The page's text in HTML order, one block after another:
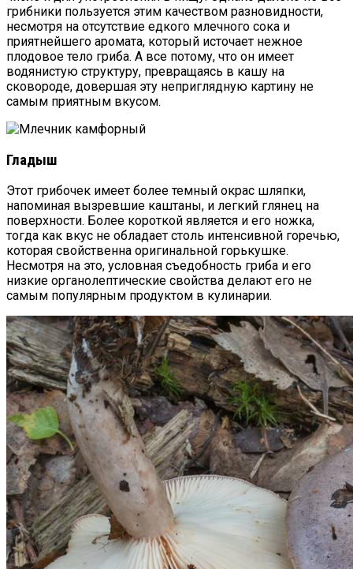
грибники пользуется этим качеством разновидности,
несмотря на отсутствие едкого млечного сока и
приятнейшего аромата, который источает нежное
плодовое тело гриба. А все потому, что он имеет
водянистую структуру, превращаясь в кашу на
сковороде, довершая эту неприглядную картину не
самым приятным вкусом.
Гладыш
Этот грибочек имеет более темный окрас шляпки,
напоминая вызревшие каштаны, и легкий глянец на
поверхности. Более короткой является и его ножка,
тогда как вкус не обладает столь интенсивной горечью,
которая свойственна оригинальной горькушке.
Несмотря на это, условная съедобность гриба и его
низкие органолептические свойства делают его не
самым популярным продуктом в кулинарии.